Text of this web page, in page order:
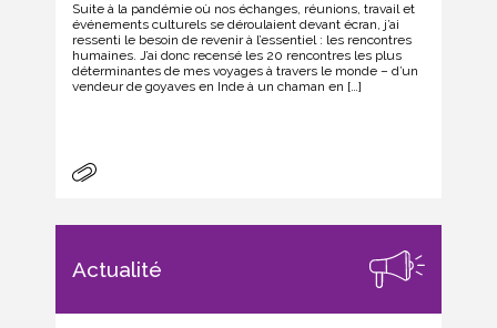
Suite à la pandémie où nos échanges, réunions, travail et
événements culturels se déroulaient devant écran, j’ai
ressenti le besoin de revenir à l’essentiel : les rencontres
humaines. J’ai donc recensé les 20 rencontres les plus
déterminantes de mes voyages à travers le monde – d’un
vendeur de goyaves en Inde à un chaman en […]
Actualité